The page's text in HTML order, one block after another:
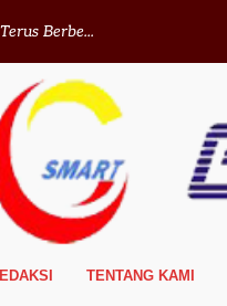
Berbe...
TENTANG KAMI